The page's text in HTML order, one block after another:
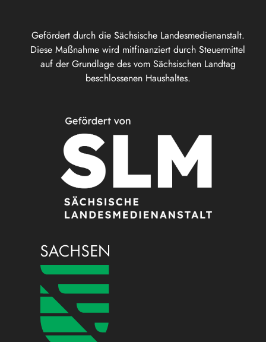
Gefördert durch die Sächsische Landesmedienanstalt.
Diese Maßnahme wird mitfinanziert durch Steuermittel
auf der Grundlage des vom Sächsischen Landtag
beschlossenen Haushaltes.